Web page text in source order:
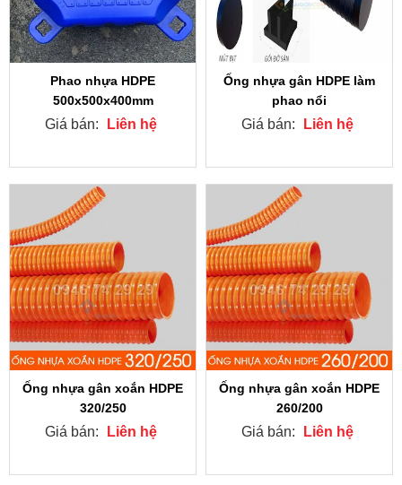
Phao nhựa HDPE
500x500x400mm
Giá bán: Liên hệ
Ống nhựa gân HDPE làm
phao nổi
Giá bán: Liên hệ
Ống nhựa gân xoắn HDPE
320/250
Giá bán: Liên hệ
Ống nhựa gân xoắn HDPE
260/200
Giá bán: Liên hệ